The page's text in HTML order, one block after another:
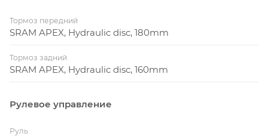
Тормоз передний
SRAM APEX, Hydraulic disc, 180mm
Тормоз задний
SRAM APEX, Hydraulic disc, 160mm
Рулевое управление
Руль